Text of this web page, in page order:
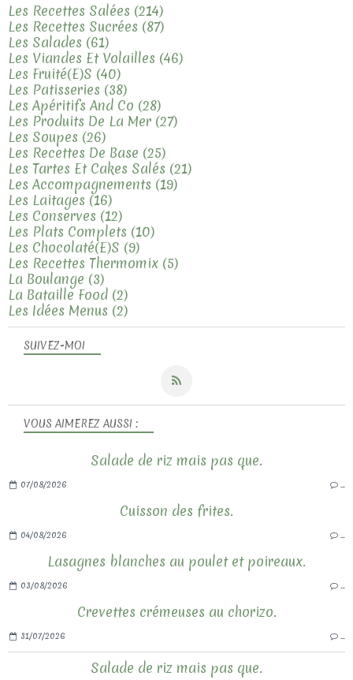
SUIVEZ-MOI
VOUS AIMEREZ AUSSI :
Salade de riz mais pas que.
07/08/2026
Cuisson des frites.
04/08/2026
Lasagnes blanches au poulet et poireaux.
03/08/2026
Crevettes crémeuses au chorizo.
31/07/2026
Salade de riz mais pas que.
Les Recettes Salées (214)
Les Recettes Sucrées (87)
Les Salades (61)
Les Viandes Et Volailles (46)
Les Fruité(e)s (40)
Les Patisseries (38)
Les Apéritifs And Co (28)
Les Produits De La Mer (27)
Les Soupes (26)
Les Recettes De Base (25)
Les Tartes Et Cakes Salés (21)
Les Accompagnements (19)
Les Laitages (16)
Les Conserves (12)
Les Plats Complets (10)
Les Chocolaté(e)s (9)
Les Recettes Thermomix (5)
La Boulange (3)
La Bataille Food (2)
Les Idées Menus (2)